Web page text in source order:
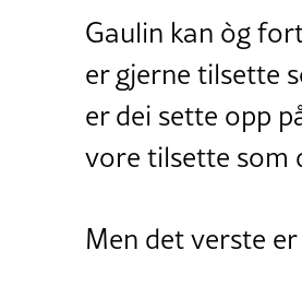
Gaulin kan òg
er gjerne tilsette
er dei sette opp
vore tilsette som
Men det verste